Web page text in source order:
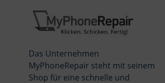
Das Unternehmen
MyPhoneRepair steht mit seinem
Shop für eine schnelle und